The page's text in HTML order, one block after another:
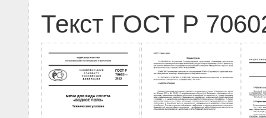
Текст ГОСТ Р